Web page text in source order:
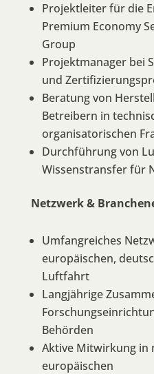
Projektleiter für die
Premium Economy
Group
Projektmanager bei
und
Beratung von
Betreibern in
organisatorischen
Durchführung von
Wissenstransfer für
Netzwerk &
Umfangreiches
europäischen,
Luftfahrt
Langjährige
Behörden
Aktive Mitwirkung in
europäischen